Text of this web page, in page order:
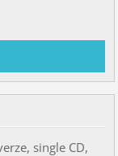
single CD,